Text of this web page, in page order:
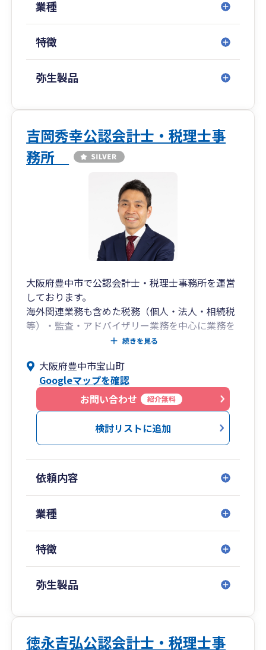
す。
すと幸いです。
業種
特徴
弥生製品
吉岡秀幸公認会計士・税理士事
務所
大阪府豊中市で公認会計士・税理士事務所を運営
しております。
海外関連業務も含めた税務（個人・法人・相続税
等）・監査・アドバイザリー業務を中心に業務を
行っています。また、大学の非常勤講師を担当
す。
香港の監査法人に4年駐在しておりましたので、
ビジネスレベルの英語（スピーキング、リーディ
ング、ライティング）が対応可能です。
【経験業種】
大学、私立幼稚園、専門学校
リモートでの対応も可能ですので、お気軽にご連
続きを見る
大阪府豊中市宝山町
Googleマップを確認
お問い合わせ
紹介無料
検討リストに追加
依頼内容
業種
特徴
弥生製品
徳永吉弘公認会計士・税理士事